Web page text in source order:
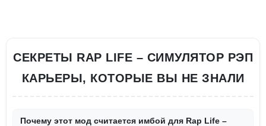
СЕКРЕТЫ RAP LIFE – СИМУЛЯТОР РЭП
КАРЬЕРЫ, КОТОРЫЕ ВЫ НЕ ЗНАЛИ
Почему этот мод считается имбой для Rap Life –